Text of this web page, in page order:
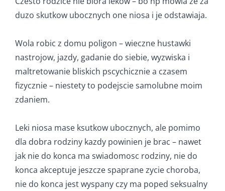
duzo skutkow ubocznych one niosa i je odstawiaja.
Wola robic z domu poligon – wieczne hustawki
nastrojow, jazdy, gadanie do siebie, wyzwiska i
maltretowanie bliskich pscychicznie a czasem
fizycznie – niestety to podejscie samolubne moim
zdaniem.
Leki niosa mase ksutkow ubocznych, ale pomimo
dla dobra rodziny kazdy powinien je brac – nawet
jak nie do konca ma swiadomosc rodziny, nie do
konca akceptuje jeszcze spaprane zycie choroba,
nie do konca jest wyspany czy ma poped seksualny